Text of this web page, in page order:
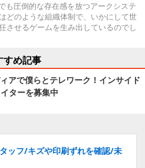
も圧倒的な存在感を放つアークシステ
どのような組織体制で、いかにして世
させるゲームを生み出しているのでし
すめ記事
アで僕らとテレワーク！インサイド
ターを募集中
ッフ/キズや印刷ずれを確認/未